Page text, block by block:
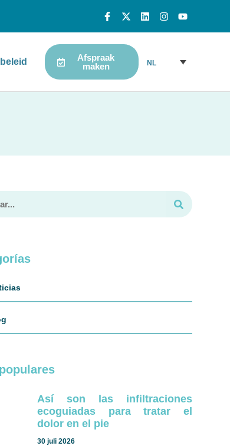
Afspraak
maken
NL
Así son las infiltraciones
ecoguiadas para tratar el
dolor en el pie
30 juli 2026